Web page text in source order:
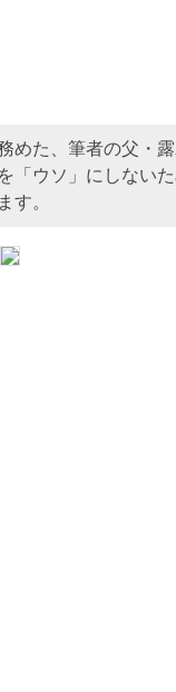
めた、筆者の父・
「ウソ」にしない
す。